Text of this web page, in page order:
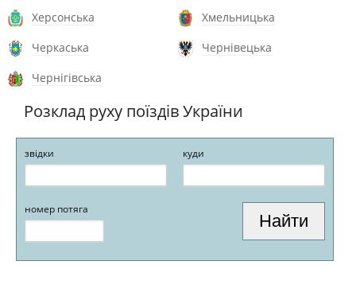
Херсонська
Хмельницька
Черкаська
Чернівецька
Чернігівська
Розклад руху поїздів України
звідки куди
номер потяга